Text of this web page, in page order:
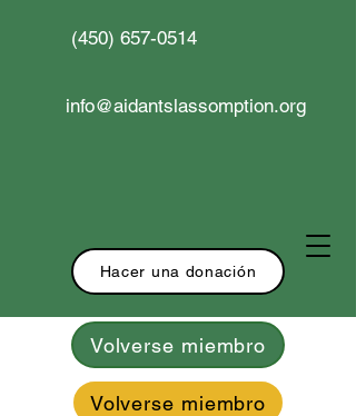
Volverse miembro
Volverse miembro
(450) 657-0514
info@aidantslassomption.org
Hacer una donación